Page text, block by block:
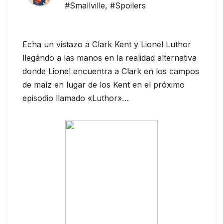
#Smallville, #Spoilers
Echa un vistazo a Clark Kent y Lionel Luthor
llegándo a las manos en la realidad alternativa
donde Lionel encuentra a Clark en los campos
de maíz en lugar de los Kent en el próximo
episodio llamado «Luthor»…